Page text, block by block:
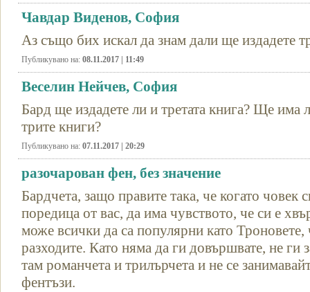
Чавдар Виденов, София
Аз също бих искал да знам дали ще издадете
Публикувано на: 08.11.2017 | 11:49
Веселин Нейчев, София
Бард ще издадете ли и третата книга? Ще има
трите книги?
Публикувано на: 07.11.2017 | 20:29
разочарован фен, без значение
Бардчета, защо правите така, че когато човек
поредица от вас, да има чувството, че си е
може всички да са популярни като Троновете,
разходите. Като няма да ги довършвате, не ги
там романчета и трилърчета и не се
фентъзи.